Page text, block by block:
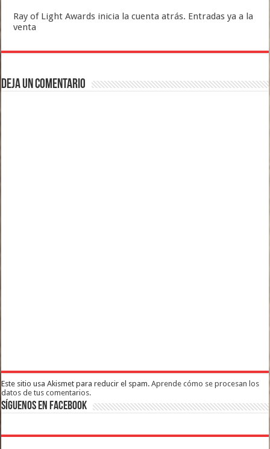
Ray of Light Awards inicia la cuenta atrás. Entradas ya a la
venta
Deja un comentario
Este sitio usa Akismet para reducir el spam.Aprende cómo se procesan los
datos de tus comentarios.
Síguenos en Facebook